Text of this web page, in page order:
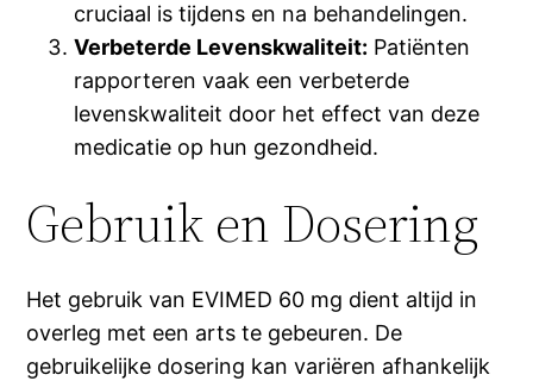
cruciaal is tijdens en na behandelingen.
Verbeterde Levenskwaliteit: Patiënten
rapporteren vaak een verbeterde
levenskwaliteit door het effect van deze
medicatie op hun gezondheid.
Gebruik en Dosering
Het gebruik van EVIMED 60 mg dient altijd in
overleg met een arts te gebeuren. De
gebruikelijke dosering kan variëren afhankelijk